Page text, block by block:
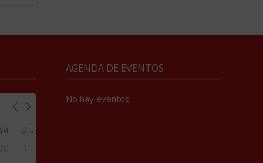
Do
1
AGENDA DE EVENTOS
No hay eventos